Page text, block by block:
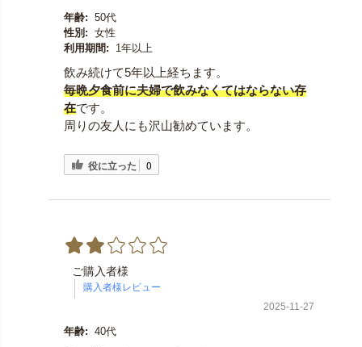
年齢: 50代
性別: 女性
利用期間:
1年以上
飲み続けて5年以上経ちます。
毎晩夕食前に夫婦で飲みなくてはならない存
在です。
周りの友人にも沢山勧めています。
役に立った 0
ご購入者様
2025-11-27
年齢: 40代